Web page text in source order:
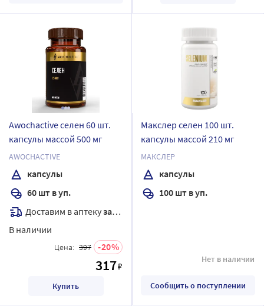
Awochactive селен 60 шт.
капсулы массой 500 мг
AWOCHACTIVE
капсулы
60 шт в уп.
Доставим в аптекузавтра
В наличии
Цена: 397 20
317₽
Купить
Макслер селен 100 шт.
капсулы массой 210 мг
МАКСЛЕР
капсулы
100 шт в уп.
Нет в наличии
Сообщить о поступлении